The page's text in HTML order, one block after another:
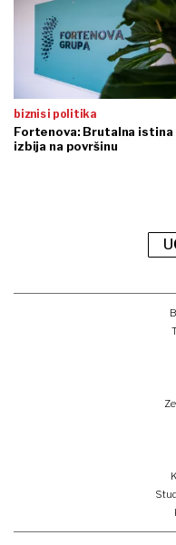
biznis i politika
Fortenova: Brutalna istina
izbija na površinu